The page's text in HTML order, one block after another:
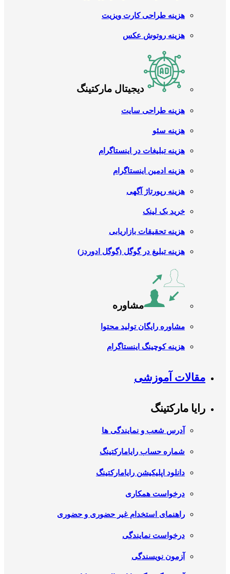
هزینه طراحی کارت ویزیت
هزینه روتوش عکس
دیجیتال مارکتینگ
هزینه طراحی سایت
هزینه سئو
هزینه تبلیغات در اینستاگرام
هزینه ادمین اینستاگرام
هزینه رپورتاژ آگهی
خرید بک لینک
هزینه تحقیقات بازاریابی
هزینه تبلیغ در گوگل (گوگل ادوردز)
مشاوره
مشاوره رایگان تولید محتوا
هزینه کوچینگ اینستاگرام
مقالات آموزشی
رایا مارکتینگ
آدرس شعب و نمایندگی ها
شماره حساب رایامارکتینگ
دانلود اپلیکیشن رایامارکتینگ
درخواست همکاری
راهنمای استخدام غیر حضوری و حضوری
درخواست نمایندگی
آزمون نویسندگی